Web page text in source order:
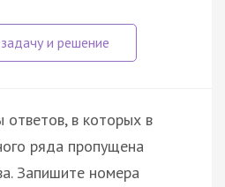
ответов, в которых в
ряда пропущена
Запишите номера